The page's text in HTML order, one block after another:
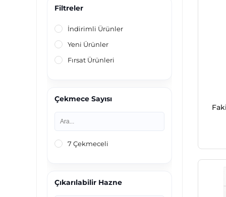
Spor Ürünleri
Derin Dondurucu
Beyaz Eşya
Volta
Filtreler
İndirimli Ürünler
Yeni Ürünler
Fırsat Ürünleri
Çekmece Sayısı
7 Çekmeceli
Çıkarılabilir Hazne